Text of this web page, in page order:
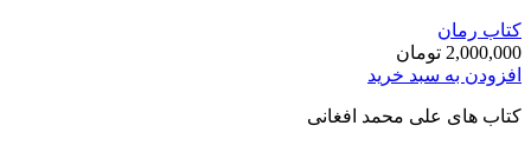
کتاب رمان
2,000,000 تومان
افزودن به سبد خرید
کتاب های علی محمد افغانی